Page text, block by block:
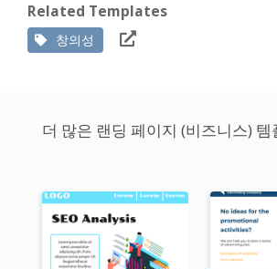
Related Templates
창의성
더 많은 랜딩 페이지 (비즈니스)